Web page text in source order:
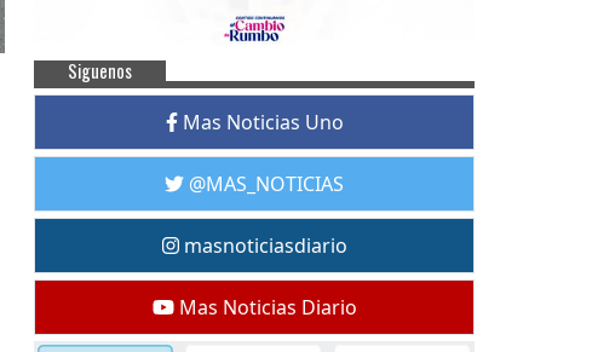
Siguenos
Mas Noticias Uno
@MAS_NOTICIAS
masnoticiasdiario
Mas Noticias Diario